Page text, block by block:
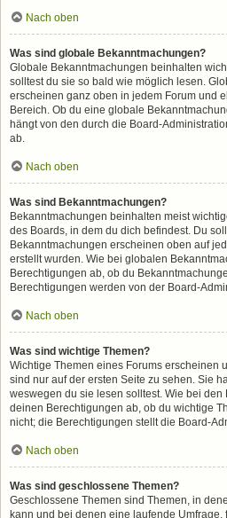
Nach oben
Was sind globale Bekanntmachungen?
Globale Bekanntmachungen beinhalten
solltest du sie so bald wie möglich lesen.
erscheinen ganz oben in jedem Forum und
Bereich. Ob du eine globale
hängt von den durch die Board-
ab.
Nach oben
Was sind Bekanntmachungen?
Bekanntmachungen beinhalten meist
des Boards, in dem du dich befindest. Du
Bekanntmachungen erscheinen oben auf
erstellt wurden. Wie bei globalen
Berechtigungen ab, ob du
Berechtigungen werden von der Board-
Nach oben
Was sind wichtige Themen?
Wichtige Themen eines Forums erscheinen
sind nur auf der ersten Seite zu sehen. Sie
weswegen du sie lesen solltest. Wie bei
deinen Berechtigungen ab, ob du wichtige
nicht; die Berechtigungen stellt die Board-
Nach oben
Was sind geschlossene Themen?
Geschlossene Themen sind Themen, in
kann und bei denen eine laufende